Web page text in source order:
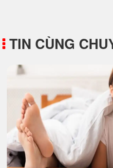
TIN CÙNG